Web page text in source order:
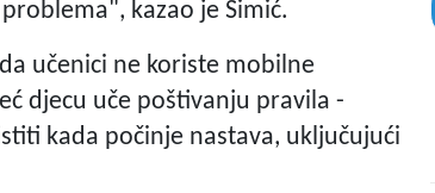
kazao je Šimić.
učenici ne koriste mobilne
djecu uče poštivanju pravila -
kada počinje nastava, uključujući